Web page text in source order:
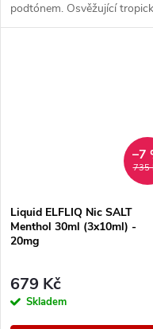
podtónem. Osvěžující
příchuť s chladivým
735
–7
Liquid ELFLIQ Nic SALT
Menthol 30ml (3x10ml) -
20mg
679 Kč
Skladem